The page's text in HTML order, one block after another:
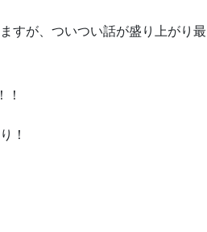
すが、ついつい話が盛り上がり最
！
！